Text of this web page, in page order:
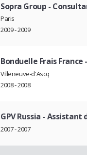
Sopra Group -
Paris
2009 - 2009
Bonduelle Frais France
Villeneuve-d'Ascq
2008 - 2008
GPV Russia - Assistant
2007 - 2007